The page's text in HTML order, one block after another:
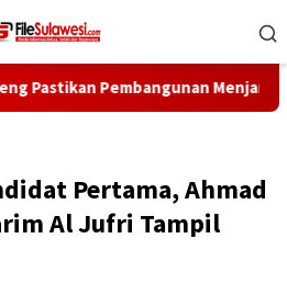
Pembangunan Menjangkau
Pertama, Ahmad
Al Jufri Tampil